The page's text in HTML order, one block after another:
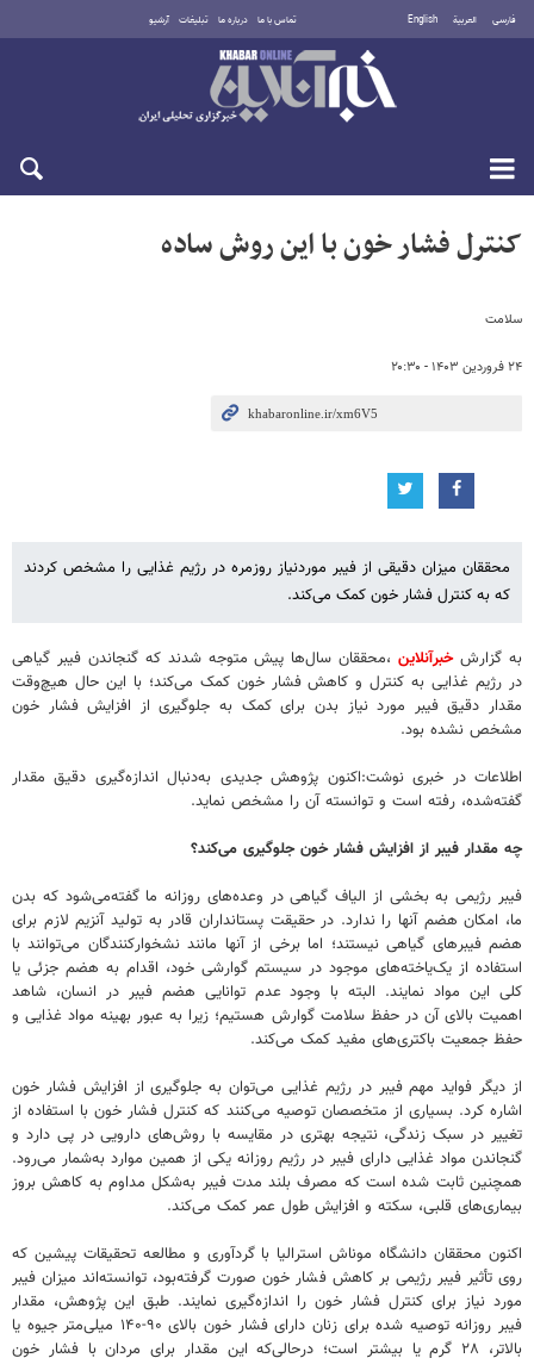
فارسی العربية English تماس با ما درباره ما تبلیغات آرشیو
شنبه ۱۷ مرداد ۱۴۰۵
سلامت
۲۴ فروردین ۱۴۰۳ - ۲۰:۳۰
کنترل فشار خون با این روش ساده
محققان میزان دقیقی از فیبر موردنیاز روزمره در رژیم غذایی را مشخص کردند
که به کنترل فشار خون کمک می‌کند.
به گزارشخبرآنلاین،محققان سال‌ها پیش متوجه شدند که گنجاندن فیبر گیاهی
در رژیم غذایی به کنترل و کاهش فشار خون کمک می‌کند؛ با این حال هیچ‌وقت
مقدار دقیق فیبر مورد نیاز بدن برای کمک به جلوگیری از افزایش فشار خون
مشخص نشده بود.
اطلاعات در خبری نوشت:اکنون پژوهش جدیدی به‌دنبال اندازه‌گیری دقیق مقدار
گفته‌شده، رفته است و توانسته آن را مشخص نماید.
چه مقدار فیبر از افزایش فشار خون جلوگیری می‌کند؟
فیبر رژیمی به بخشی از الیاف گیاهی در وعده‌های روزانه ما گفته‌می‌شود که بدن
ما، امکان هضم آنها را ندارد. در حقیقت پستانداران قادر به تولید آنزیم لازم برای
هضم فیبرهای گیاهی نیستند؛ اما برخی از آنها مانند نشخوارکنندگان می‌توانند با
استفاده از یک‌یاخته‌های موجود در سیستم گوارشی خود، اقدام به هضم جزئی یا
کلی این مواد نمایند. البته با وجود عدم توانایی هضم فیبر در انسان، شاهد
اهمیت بالای آن در حفظ سلامت گوارش هستیم؛ زیرا به عبور بهینه مواد غذایی و
حفظ جمعیت باکتری‌های مفید کمک می‌کند.
از دیگر فواید مهم فیبر در رژیم غذایی می‌توان به جلوگیری از افزایش فشار خون
اشاره کرد. بسیاری از متخصصان توصیه می‌کنند که کنترل فشار خون با استفاده از
تغییر در سبک زندگی، نتیجه بهتری در مقایسه با روش‌های دارویی در پی دارد و
گنجاندن مواد غذایی دارای فیبر در رژیم روزانه یکی از همین موارد به‌شمار می‌رود.
همچنین ثابت شده است که مصرف بلند مدت فیبر به‌شکل مداوم به کاهش بروز
بیماری‌های قلبی، سکته و افزایش طول عمر کمک می‌کند.
اکنون محققان دانشگاه موناش استرالیا با گردآوری و مطالعه تحقیقات پیشین که
روی تأثیر فیبر رژیمی بر کاهش فشار خون صورت گرفته‌بود، توانسته‌اند میزان فیبر
مورد نیاز برای کنترل فشار خون را اندازه‌گیری نمایند. طبق این پژوهش، مقدار
فیبر روزانه توصیه شده برای زنان دارای فشار خون بالای ۹۰-۱۴۰ میلی‌متر جیوه یا
بالاتر، ۲۸ گرم یا بیشتر است؛ درحالی‌که این مقدار برای مردان با فشار خون